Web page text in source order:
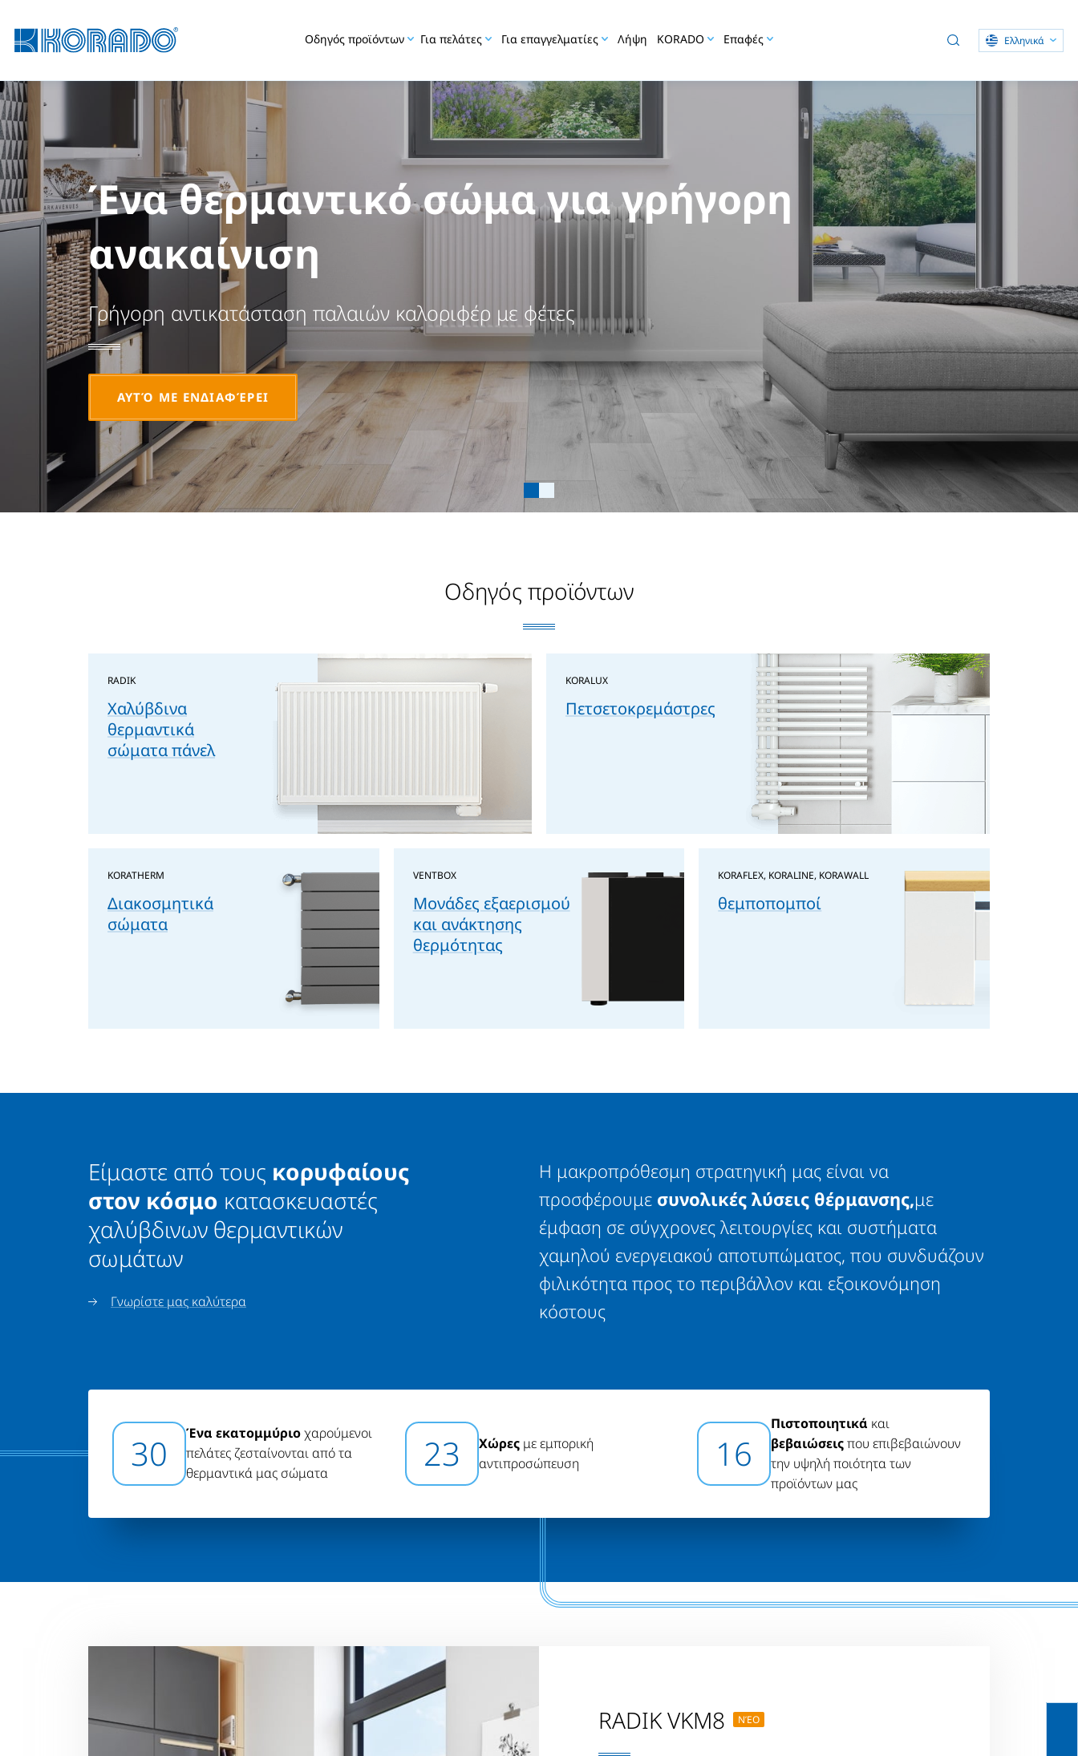
Οδηγός προϊόντων Για πελάτες Για επαγγελματίες Λήψη KORADO Επαφές Ελληνικά
Ένα θερμαντικό σώμα για γρήγορη
ανακαίνιση
Γρήγορη αντικατάσταση παλαιών καλοριφέρ με φέτες
ΑΥΤΌ ΜΕ ΕΝΔΙΑΦΈΡΕΙ
Νέα όψη για το θερμαντικό σας σώμα
Νέα όψη για το θερμαντικό σας σώμα, εύκολα, γρήγορα και φθηνά.
ΑΥΤΌ ΜΕ ΕΝΔΙΑΦΈΡΕΙ
Οδηγός προϊόντων
RADIK
Χαλύβδινα
θερμαντικά
σώματα πάνελ
KORALUX
Πετσετοκρεμάστρες
KORATHERM
Διακοσμητικά
σώματα
VENTBOX
Μονάδες εξαερισμού
και ανάκτησης
θερμότητας
KORAFLEX, KORALINE, KORAWALL
θεμποπομποί
Είμαστε από τους κορυφαίους
στον κόσμο κατασκευαστές
χαλύβδινων θερμαντικών
σωμάτων
Γνωρίστε μας καλύτερα
Η μακροπρόθεσμη στρατηγική μας είναι να
προσφέρουμε συνολικές λύσεις θέρμανσης,με
έμφαση σε σύγχρονες λειτουργίες και συστήματα
χαμηλού ενεργειακού αποτυπώματος, που συνδυάζουν
φιλικότητα προς το περιβάλλον και εξοικονόμηση
κόστους
30 Ένα εκατομμύριοχαρούμενοι
πελάτες ζεσταίνονται από τα
θερμαντικά μας σώματα
23 Χώρεςμε εμπορική
αντιπροσώπευση
16
Πιστοποιητικά και
βεβαιώσειςπου επιβεβαιώνουν
την υψηλή ποιότητα των
προϊόντων μας
ΝΈΟ
RADIK VKM8